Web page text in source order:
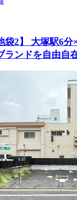
袋2】 大塚駅6
ンドを自由自